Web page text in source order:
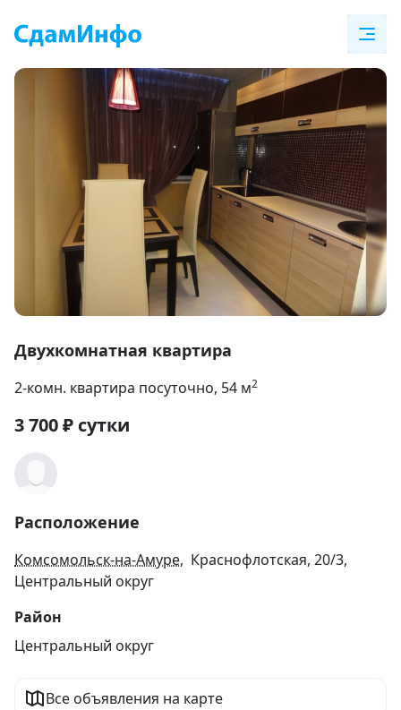
1
9
Двухкомнатная квартира
2-комн. квартира посуточно, 54 м2
3 700₽ сутки
Расположение
Комсомольск-на-Амуре, Краснофлотская, 20/3,
Центральный округ
Район
Центральный округ
Все объявления на карте